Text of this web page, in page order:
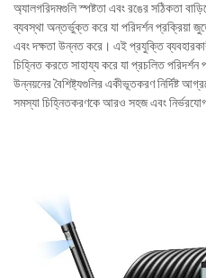
অ্যালগরিদমগুলি স্পষ্টতা এবং রঙের সঠিকতা
ব্যবস্থা অন্তর্ভুক্ত করে যা পরিদর্শন প্রক্রিয়া
এবং দক্ষতা উন্নত করে। এই প্রযুক্তি
চিহ্নিত করতে সাহায্য করে যা প্রচলিত পরিদর্শন
উন্নয়নের বৈশিষ্ট্যগুলির একীভূতকরণ নির্দিষ্ট
সমস্যা চিহ্নিতকরণকে আরও সহজ এবং